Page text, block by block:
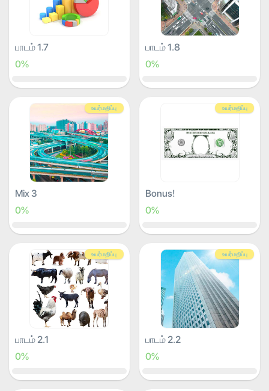
பாடம் 1.7
0%
பாடம் 1.8
0%
உயர்மதிப்பு
Mix 3
0%
உயர்மதிப்பு
Bonus!
0%
உயர்மதிப்பு
பாடம் 2.1
0%
உயர்மதிப்பு
பாடம் 2.2
0%